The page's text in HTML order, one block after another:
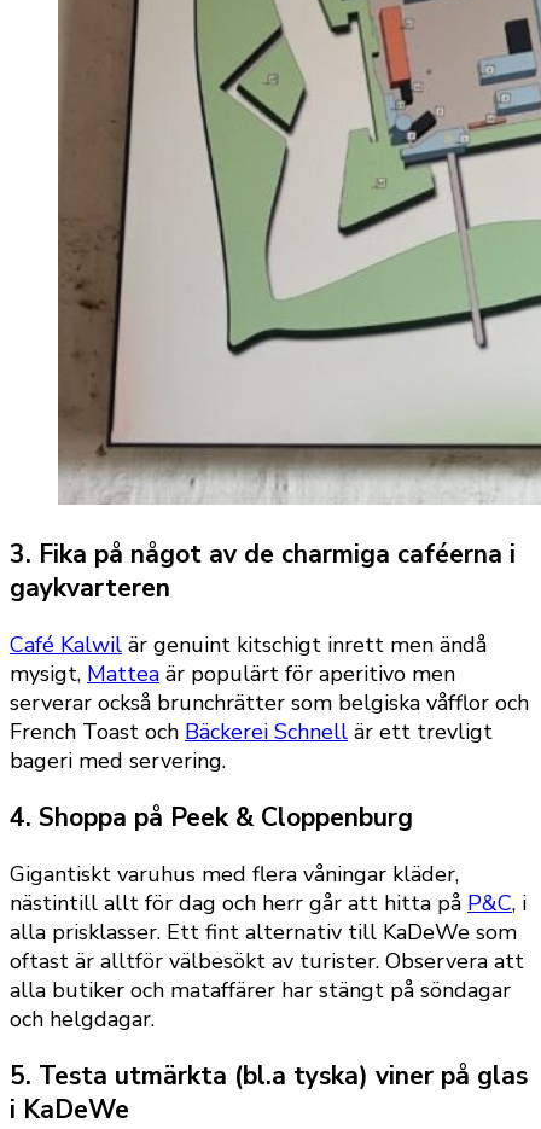
3. Fika på något av de charmiga caféerna i
gaykvarteren
Café Kalwil är genuint kitschigt inrett men ändå
mysigt, Mattea är populärt för aperitivo men
serverar också brunchrätter som belgiska våfflor och
French Toast och Bäckerei Schnell är ett trevligt
bageri med servering.
4. Shoppa på Peek & Cloppenburg
Gigantiskt varuhus med flera våningar kläder,
nästintill allt för dag och herr går att hitta på P&C, i
alla prisklasser. Ett fint alternativ till KaDeWe som
oftast är alltför välbesökt av turister. Observera att
alla butiker och mataffärer har stängt på söndagar
och helgdagar.
5. Testa utmärkta (bl.a tyska) viner på glas
i KaDeWe